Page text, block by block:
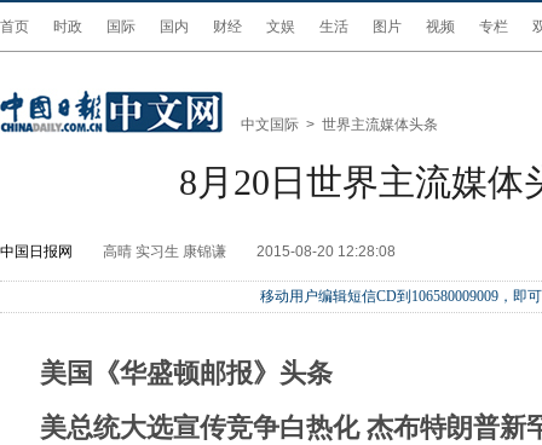
首页 时政 国际 国内 财经 文娱 生活 图片 视频 专栏
中文国际 > 世界主流媒体头条
8月20日世界主流媒体
中国日报网 高晴 实习生 康锦谦 2015-08-20 12:28:08
移动用户编辑短信CD到106580009009，即
美国《华盛顿邮报》头条
美总统大选宣传竞争白热化 杰布特朗普新